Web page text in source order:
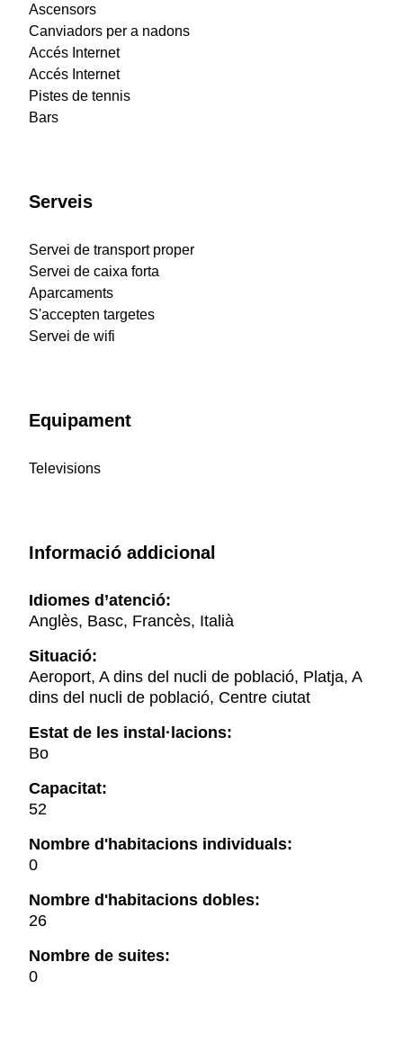
Ascensors
Canviadors per a nadons
Accés Internet
Accés Internet
Pistes de tennis
Bars
Serveis
Servei de transport proper
Servei de caixa forta
Aparcaments
S'accepten targetes
Servei de wifi
Equipament
Televisions
Informació addicional
Idiomes d’atenció:
Anglès, Basc, Francès, Italià
Situació:
Aeroport, A dins del nucli de població, Platja, A
dins del nucli de població, Centre ciutat
Estat de les instal·lacions:
Bo
Capacitat:
52
Nombre d'habitacions individuals:
0
Nombre d'habitacions dobles:
26
Nombre de suites:
0